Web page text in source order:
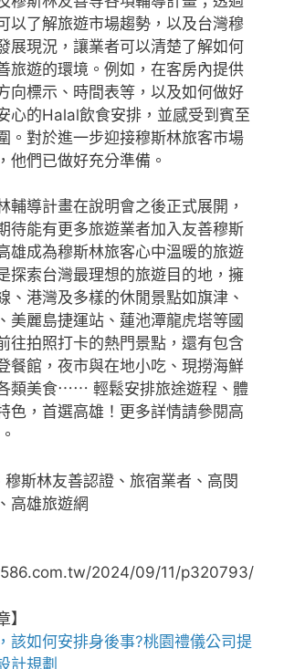
以了解旅遊市場趨勢，以及台灣穆
展現況，讓業者可以清楚了解如何
旅遊的環境。例如，在客房內提供
向標示、時間表等，以及如何做好
心的Halal飲食安排，並感受到賓至
。對於進一步迎接穆斯林旅客市場
他們已做好充分準備。
輔導計畫在說明會之後正式展開，
待能有更多旅遊業者加入友善穆斯
雄成為穆斯林旅客心中溫暖的旅遊
探索台灣最理想的旅遊目的地，擁
、港灣及多樣的休閒景點如旗津、
美麗島捷運站、蓮池潭龍虎塔等國
往拍照打卡的熱門景點，還有包含
餐館，夜市與在地小吃、現撈海鮮
類美食⋯⋯ 輕鬆安排旅途遊程、體
色，首選高雄！更多詳情請參閱高
斯林友善認證、旅宿業者、高閔
高雄旅遊網
2024/09/11/p320793/
】
該如何安排身後事?桃園禮儀公司提
計規劃